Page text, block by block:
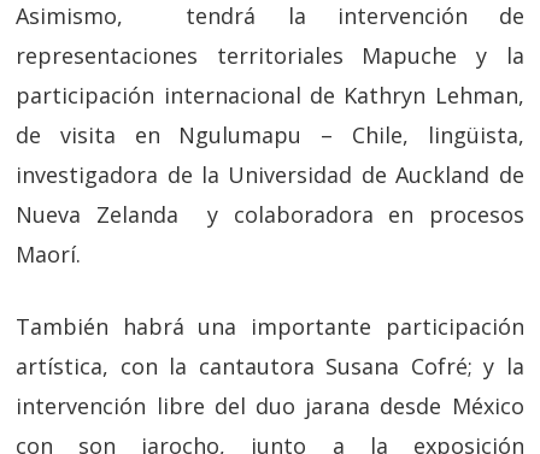
Asimismo, tendrá la intervención de
representaciones territoriales Mapuche y la
participación internacional de Kathryn Lehman,
de visita en Ngulumapu – Chile, lingüista,
investigadora de la Universidad de Auckland de
Nueva Zelanda y colaboradora en procesos
Maorí.
También habrá una importante participación
artística, con la cantautora Susana Cofré; y la
intervención libre del duo jarana desde México
con son jarocho, junto a la exposición